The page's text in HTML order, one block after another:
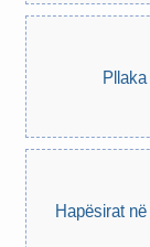
Hapësirat